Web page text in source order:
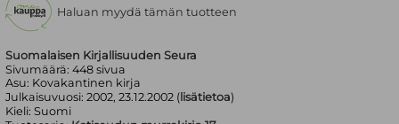
Suomalaisen Kirjallisuuden Seura
Sivumäärä:448 sivua
Asu: Kovakantinen kirja
Julkaisuvuosi:2002, 23.12.2002 (lisätietoa)
Kieli:Suomi
Haluan myydä tämän tuotteen